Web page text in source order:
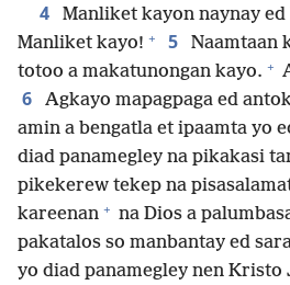
4
Manliket kayon naynay
Manliket kayo! + 5
Naamtaan
totoo a makatunongan kayo. +
6 Agkayo mapagpaga ed
amin a bengatla et ipaamta yo
diad panamegley na pikakasi
pikekerew tekep na
kareenan + na Dios a
pakatalos so manbantay ed
yo diad panamegley nen Kristo